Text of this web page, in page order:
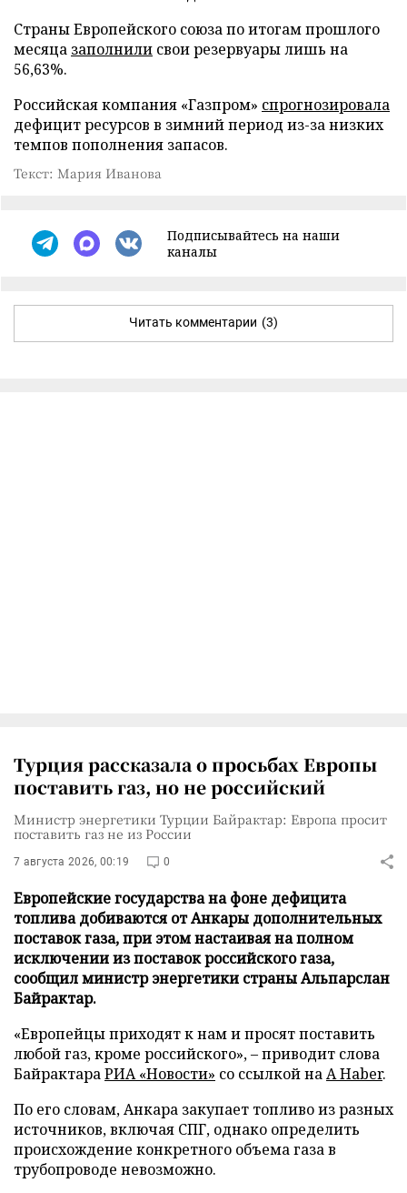
Страны Европейского союза по итогам прошлого
месяца заполнили свои резервуары лишь на
56,63%.
Российская компания «Газпром» спрогнозировала
дефицит ресурсов в зимний период из-за низких
темпов пополнения запасов.
Текст: Мария Иванова
Подписывайтесь на наши
каналы
Читать комментарии (3)
Турция рассказала о просьбах Европы
поставить газ, но не российский
Министр энергетики Турции Байрактар: Европа просит
поставить газ не из России
7 августа 2026, 00:19 0
Европейские государства на фоне дефицита
топлива добиваются от Анкары дополнительных
поставок газа, при этом настаивая на полном
исключении из поставок российского газа,
сообщил министр энергетики страны Альпарслан
Байрактар.
«Европейцы приходят к нам и просят поставить
любой газ, кроме российского», – приводит слова
БайрактараРИА «Новости» со ссылкой наA Haber.
По его словам, Анкара закупает топливо из разных
источников, включая СПГ, однако определить
происхождение конкретного объема газа в
трубопроводе невозможно.